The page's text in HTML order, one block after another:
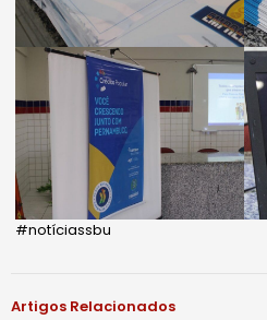
#notíciassbu
Artigos Relacionados